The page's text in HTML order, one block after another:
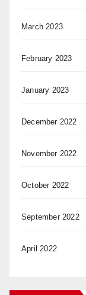
March 2023
February 2023
January 2023
December 2022
November 2022
October 2022
September 2022
April 2022